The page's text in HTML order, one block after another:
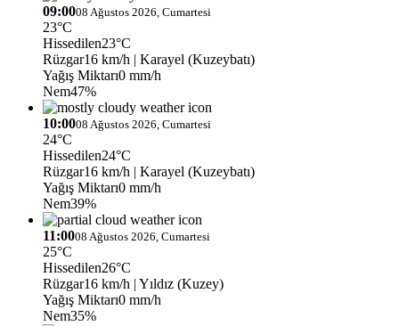
09:0008 Ağustos 2026, Cumartesi
23°C
Hissedilen23°C
Rüzgar16 km/h | Karayel (Kuzeybatı)
Yağış Miktarı0 mm/h
Nem47%
10:0008 Ağustos 2026, Cumartesi
24°C
Hissedilen24°C
Rüzgar16 km/h | Karayel (Kuzeybatı)
Yağış Miktarı0 mm/h
Nem39%
11:0008 Ağustos 2026, Cumartesi
25°C
Hissedilen26°C
Rüzgar16 km/h | Yıldız (Kuzey)
Yağış Miktarı0 mm/h
Nem35%